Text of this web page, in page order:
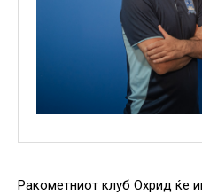
Ракометниот клуб Охрид ќе